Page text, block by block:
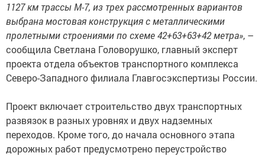
1127 км трассы М-7, из трех рассмотренных вариантов
выбрана мостовая конструкция с металлическими
пролетными строениями по схеме 42+63+63+42 метра», –
сообщила Светлана Головорушко, главный эксперт
проекта отдела объектов транспортного комплекса
Северо-Западного филиала Главгосэкспертизы России.
Проект включает строительство двух транспортных
развязок в разных уровнях и двух надземных
переходов. Кроме того, до начала основного этапа
дорожных работ предусмотрено переустройство